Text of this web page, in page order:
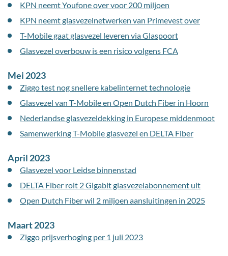
KPN neemt Youfone over voor 200 miljoen
KPN neemt glasvezelnetwerken van Primevest over
T-Mobile gaat glasvezel leveren via Glaspoort
Glasvezel overbouw is een risico volgens FCA
Mei 2023
Ziggo test nog snellere kabelinternet technologie
Glasvezel van T-Mobile en Open Dutch Fiber in Hoorn
Nederlandse glasvezeldekking in Europese middenmoot
Samenwerking T-Mobile glasvezel en DELTA Fiber
April 2023
Glasvezel voor Leidse binnenstad
DELTA Fiber rolt 2 Gigabit glasvezelabonnement uit
Open Dutch Fiber wil 2 miljoen aansluitingen in 2025
Maart 2023
Ziggo prijsverhoging per 1 juli 2023